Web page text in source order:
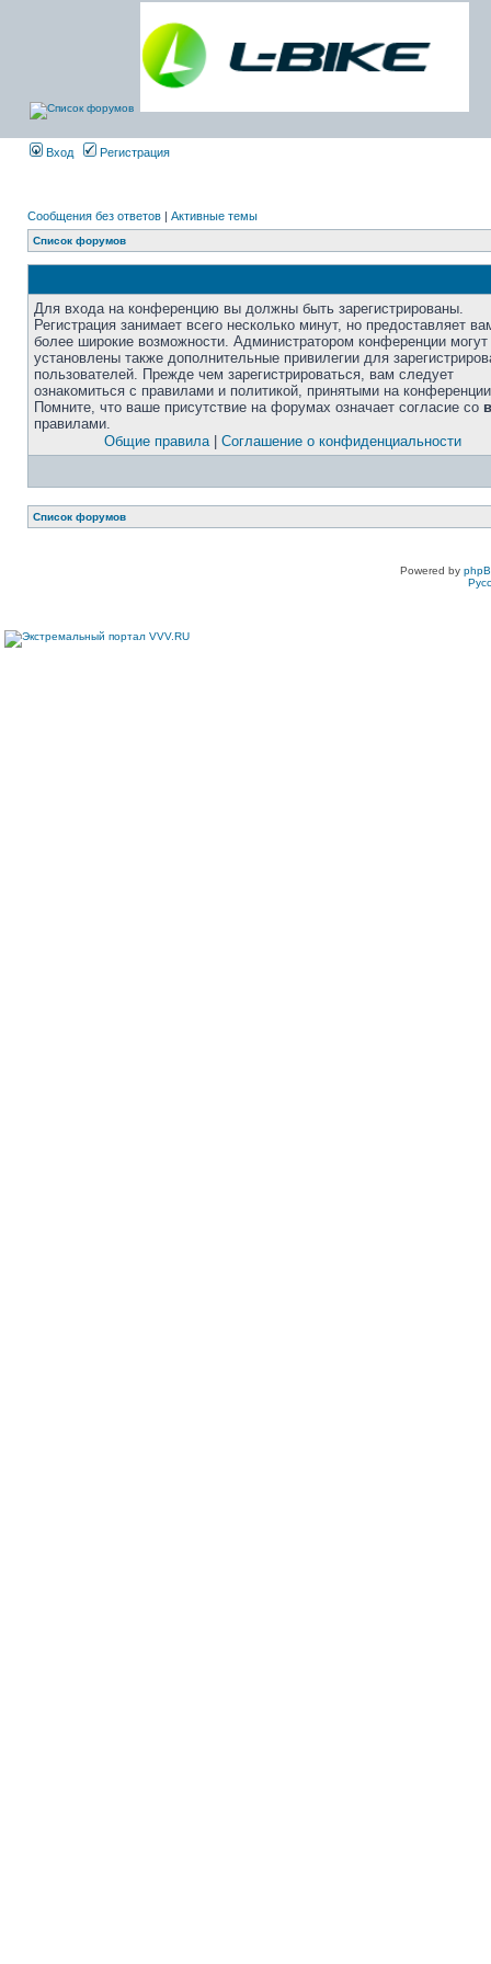
Вход Регистрация
Сообщения без ответов | Активные темы
Список форумов
Для входа на конференцию вы должны быть зарегистрированы.
Регистрация занимает всего несколько минут, но предоставляет
более широкие возможности. Администратором конференции
установлены также дополнительные привилегии для
пользователей. Прежде чем зарегистрироваться, вам следует
ознакомиться с правилами и политикой, принятыми на
Помните, что ваше присутствие на форумах означает согласие со
правилами.
Общие правила| Соглашение о конфиденциальности
Список форумов
Powered by